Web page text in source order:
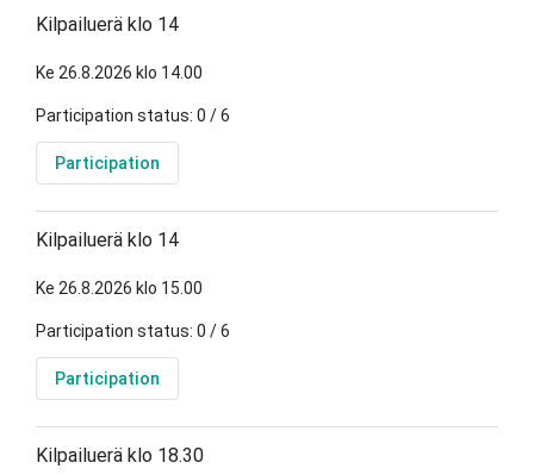
Kilpailuerä klo 14
Ke 26.8.2026 klo 14.00
Participation status: 0 / 6
Participation
Kilpailuerä klo 14
Ke 26.8.2026 klo 15.00
Participation status: 0 / 6
Participation
Kilpailuerä klo 18.30